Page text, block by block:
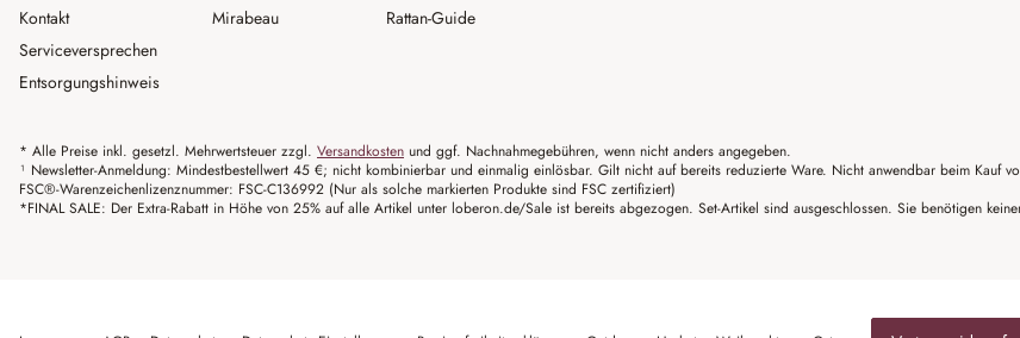
Kontakt
Serviceversprechen
Entsorgungshinweis
Mirabeau
Rattan-Guide
* Alle Preise inkl. gesetzl. Mehrwertsteuer zzgl. Versandkosten und ggf. Nachnahmegebühren, wenn nicht anders angegeben.
¹ Newsletter-Anmeldung: Mindestbestellwert 45 €; nicht kombinierbar und einmalig einlösbar. Gilt nicht auf bereits reduzierte Ware. Nicht anwendbar beim Kauf
FSC®-Warenzeichenlizenznummer: FSC-C136992 (Nur als solche markierten Produkte sind FSC zertifiziert)
*FINAL SALE: Der Extra-Rabatt in Höhe von 25% auf alle Artikel unter loberon.de/Sale ist bereits abgezogen. Set-Artikel sind ausgeschlossen. Sie benötigen